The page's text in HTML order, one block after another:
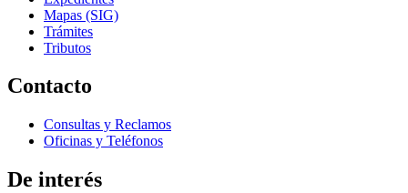
Mapas (SIG)
Trámites
Tributos
Contacto
Consultas y Reclamos
Oficinas y Teléfonos
De interés